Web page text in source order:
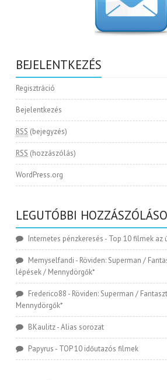
BEJELENTKEZÉS
Regisztráció
Bejelentkezés
RSS (bejegyzés)
RSS (hozzászólás)
WordPress.org
LEGUTÓBBI
Internetes pénzkeresés - Top 10 filmek az
Memyselfandi - Röviden: Superman /
lépések / Mennydörgők*
Frederico88 - Röviden: Superman /
Mennydörgők*
BKaulitz-Alias sorozat
Papyrus - TOP 10 időutazós filmek